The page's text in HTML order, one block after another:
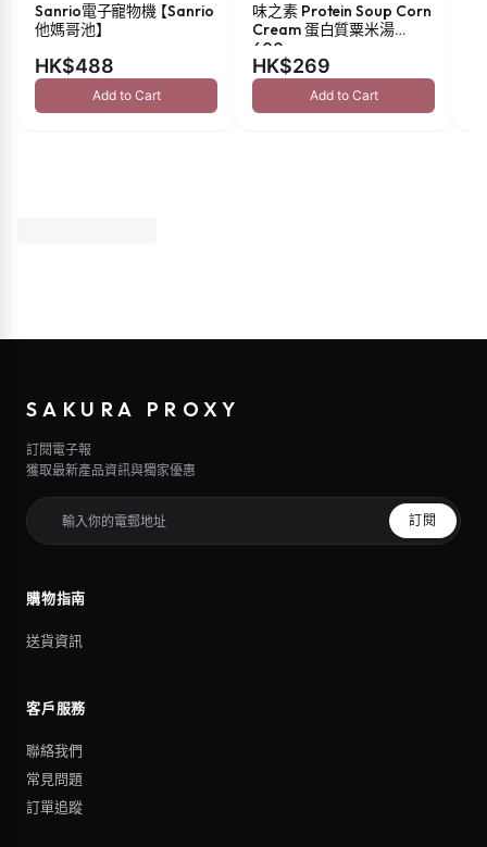
Sanrio電子寵物機 【Sanrio
他媽哥池】
HK$488
Add to Cart
味之素 Protein Soup Corn
Cream 蛋白質粟米湯
600g
HK$269
Add to Cart
SAKURA PROXY
訂閱電子報
獲取最新產品資訊與獨家優惠
訂閱
購物指南
送貨資訊
客戶服務
聯絡我們
常見問題
訂單追蹤